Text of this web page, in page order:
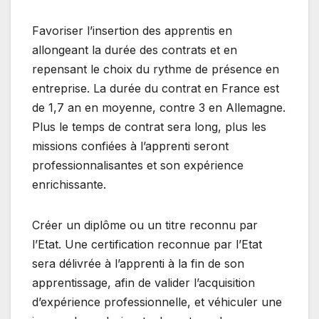
Favoriser l’insertion des apprentis en
allongeant la durée des contrats et en
repensant le choix du rythme de présence en
entreprise. La durée du contrat en France est
de 1,7 an en moyenne, contre 3 en Allemagne.
Plus le temps de contrat sera long, plus les
missions confiées à l’apprenti seront
professionnalisantes et son expérience
enrichissante.
Créer un diplôme ou un titre reconnu par
l’Etat. Une certification reconnue par l’Etat
sera délivrée à l’apprenti à la fin de son
apprentissage, afin de valider l’acquisition
d’expérience professionnelle, et véhiculer une